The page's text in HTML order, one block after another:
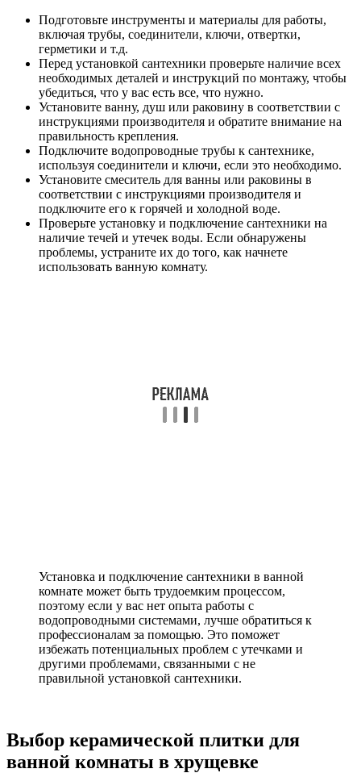
Подготовьте инструменты и материалы для работы,
включая трубы, соединители, ключи, отвертки,
герметики и т.д.
Перед установкой сантехники проверьте наличие всех
необходимых деталей и инструкций по монтажу, чтобы
убедиться, что у вас есть все, что нужно.
Установите ванну, душ или раковину в соответствии с
инструкциями производителя и обратите внимание на
правильность крепления.
Подключите водопроводные трубы к сантехнике,
используя соединители и ключи, если это необходимо.
Установите смеситель для ванны или раковины в
соответствии с инструкциями производителя и
подключите его к горячей и холодной воде.
Проверьте установку и подключение сантехники на
наличие течей и утечек воды. Если обнаружены
проблемы, устраните их до того, как начнете
использовать ванную комнату.
Установка и подключение сантехники в ванной
комнате может быть трудоемким процессом,
поэтому если у вас нет опыта работы с
водопроводными системами, лучше обратиться к
профессионалам за помощью. Это поможет
избежать потенциальных проблем с утечками и
другими проблемами, связанными с не
правильной установкой сантехники.
Выбор керамической плитки для
ванной комнаты в хрущевке